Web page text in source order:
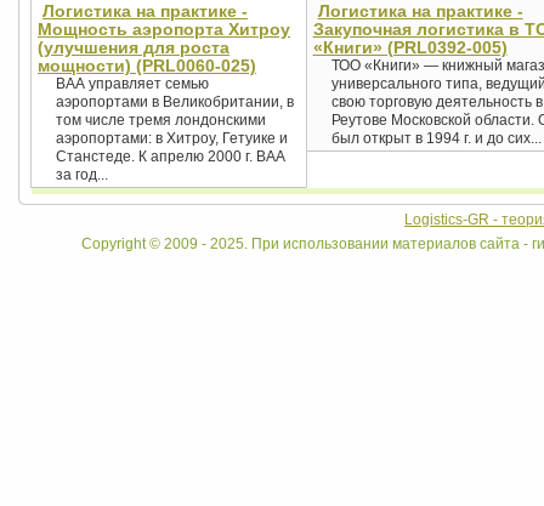
Логистика на практике -
Мощность аэропорта Хитроу
(улучшения для роста
мощности) (PRL0060-025)
ВАА управляет семью
аэропортами в Великобритании, в
том числе тремя лондонскими
аэропортами: в Хитроу, Гетуике и
Станстеде. К апрелю 2000 г. ВАА
за год...
Логистика на практике -
Закупочная логистика в
«Книги» (PRL0392-005)
ТОО «Книги» — книжный
универсального типа,
свою торговую деятельность в
Реутове Московской области.
был открыт в 1994 г. и до сих...
Logistics-GR -
Copyright © 2009 - 2025. При использовании материалов сайта -